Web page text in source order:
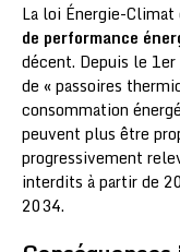
La loi Énergie-
de performance
décent. Depuis le
de « passoires
consommation
peuvent plus être
progressivement
interdits à partir de
2034.